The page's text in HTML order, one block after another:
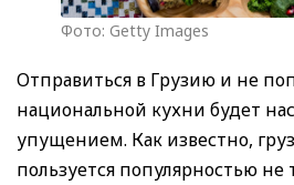
Фото: Getty Images
Отправиться в Грузию и не
национальной кухни будет
упущением. Как известно,
пользуется популярностью не